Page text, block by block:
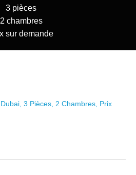
3 pièces
2 chambres
sur demande
3 Pièces, 2 Chambres, Prix